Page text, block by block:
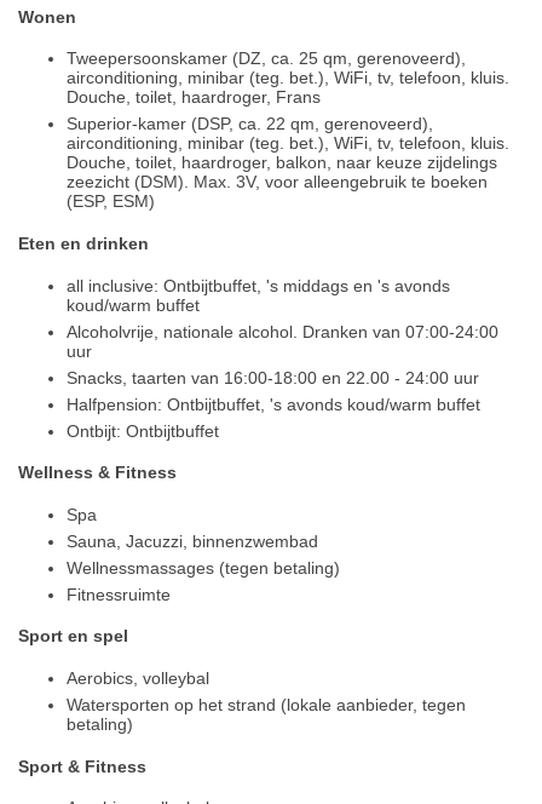
Wonen
Tweepersoonskamer (DZ, ca. 25 qm, gerenoveerd),
airconditioning, minibar (teg. bet.), WiFi, tv, telefoon, kluis.
Douche, toilet, haardroger, Frans
Superior-kamer (DSP, ca. 22 qm, gerenoveerd),
airconditioning, minibar (teg. bet.), WiFi, tv, telefoon, kluis.
Douche, toilet, haardroger, balkon, naar keuze zijdelings
zeezicht (DSM). Max. 3V, voor alleengebruik te boeken
(ESP, ESM)
Eten en drinken
all inclusive: Ontbijtbuffet, 's middags en 's avonds
koud/warm buffet
Alcoholvrije, nationale alcohol. Dranken van 07:00-24:00
uur
Snacks, taarten van 16:00-18:00 en 22.00 - 24:00 uur
Halfpension: Ontbijtbuffet, 's avonds koud/warm buffet
Ontbijt: Ontbijtbuffet
Wellness & Fitness
Spa
Sauna, Jacuzzi, binnenzwembad
Wellnessmassages (tegen betaling)
Fitnessruimte
Sport en spel
Aerobics, volleybal
Watersporten op het strand (lokale aanbieder, tegen
betaling)
Sport & Fitness